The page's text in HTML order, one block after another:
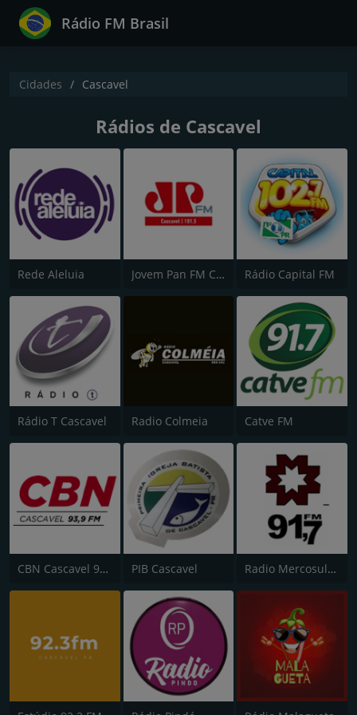
Rádio FM Brasil
Cidades Cascavel
Rádios de Cascavel
Rede Aleluia Jovem Pan FM Cascavel Rádio Capital FM
Rádio T Cascavel Radio Colmeia Catve FM
CBN Cascavel 93.9 FM PIB Cascavel Radio Mercosul Guaira